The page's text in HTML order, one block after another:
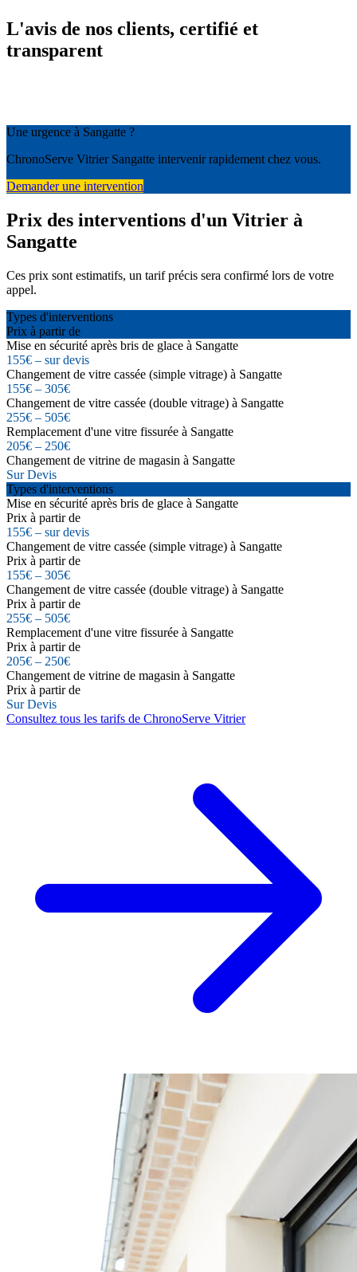
L'avis de nos clients, certifié et
transparent
Une urgence à Sangatte ?
ChronoServe Vitrier Sangatte intervenir rapidement chez vous.
Demander une intervention
Prix des interventions d'un Vitrier à
Sangatte
Ces prix sont estimatifs, un tarif précis sera confirmé lors de votre
appel.
Types d'interventions
Prix à partir de
Mise en sécurité après bris de glace à Sangatte
155€ – sur devis
Changement de vitre cassée (simple vitrage) à Sangatte
155€ – 305€
Changement de vitre cassée (double vitrage) à Sangatte
255€ – 505€
Remplacement d'une vitre fissurée à Sangatte
205€ – 250€
Changement de vitrine de magasin à Sangatte
Sur Devis
Types d'interventions
Mise en sécurité après bris de glace à Sangatte
Prix à partir de
155€ – sur devis
Changement de vitre cassée (simple vitrage) à Sangatte
Prix à partir de
155€ – 305€
Changement de vitre cassée (double vitrage) à Sangatte
Prix à partir de
255€ – 505€
Remplacement d'une vitre fissurée à Sangatte
Prix à partir de
205€ – 250€
Changement de vitrine de magasin à Sangatte
Prix à partir de
Sur Devis
Consultez tous les tarifs de ChronoServe Vitrier